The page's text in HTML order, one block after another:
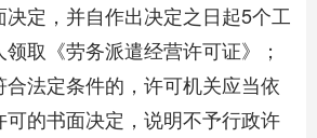
定，并自作出决定之日起5个工
取《劳务派遣经营许可证》；
法定条件的，许可机关应当依
的书面决定，说明不予行政许